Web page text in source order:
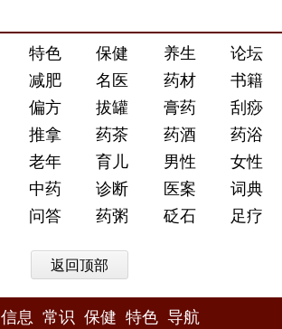
特色 保健 养生
论坛
减肥 名医 药材
书籍
偏方 拔罐 膏药
刮痧
推拿 药茶 药酒
药浴
老年 育儿 男性
女性
中药 诊断 医案
词典
问答 药粥 砭石 足疗
返回顶部
信息 常识 保健 特色 导航